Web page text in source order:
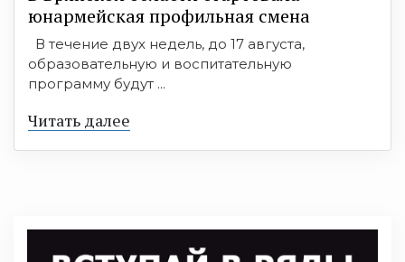
юнармейская профильная смена
В течение двух недель, до 17 августа,
образовательную и воспитательную
программу будут ...
Читать далее